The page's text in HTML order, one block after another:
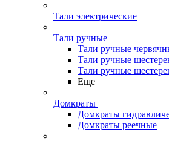
Тали электрические
Тали ручные
Тали ручные
Тали ручные
Тали ручные
Еще
Домкраты
Домкраты
Домкраты реечные